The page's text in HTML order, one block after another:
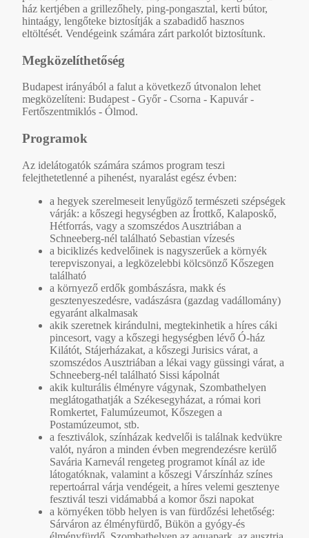
ház kertjében a grillezőhely, ping-pongasztal, kerti bútor,
hintaágy, lengőteke biztosítják a szabadidő hasznos
eltöltését. Vendégeink számára zárt parkolót biztosítunk.
Megközelíthetőség
Budapest irányából a falut a következő útvonalon lehet
megközelíteni: Budapest - Győr - Csorna - Kapuvár -
Fertőszentmiklós - Ólmod.
Programok
Az idelátogatók számára számos program teszi
felejthetetlenné a pihenést, nyaralást egész évben:
a hegyek szerelmeseit lenyűgöző természeti szépségek
várják: a kőszegi hegységben az Írottkő, Kalaposkő,
Hétforrás, vagy a szomszédos Ausztriában a
Schneeberg-nél található Sebastian vízesés
a biciklizés kedvelőinek is nagyszerűek a környék
terepviszonyai, a legközelebbi kölcsönző Kőszegen
található
a környező erdők gombászásra, makk és
gesztenyeszedésre, vadászásra (gazdag vadállomány)
egyaránt alkalmasak
akik szeretnek kirándulni, megtekinhetik a híres cáki
pincesort, vagy a kőszegi hegységben lévő Ó-ház
Kilátót, Stájerházakat, a kőszegi Jurisics várat, a
szomszédos Ausztriában a lékai vagy güssingi várat, a
Schneeberg-nél található Sissi kápolnát
akik kulturális élményre vágynak, Szombathelyen
meglátogathatják a Székesegyházat, a római kori
Romkertet, Falumúzeumot, Kőszegen a
Postamúzeumot, stb.
a fesztiválok, színházak kedvelői is találnak kedvükre
valót, nyáron a minden évben megrendezésre kerülő
Savária Karnevál rengeteg programot kínál az ide
látogatóknak, valamint a kőszegi Várszínház színes
repertoárral várja vendégeit, a híres velemi gesztenye
fesztivál teszi vidámabbá a komor őszi napokat
a környéken több helyen is van fürdőzési lehetőség:
Sárváron az élményfürdő, Bükön a gyógy-és